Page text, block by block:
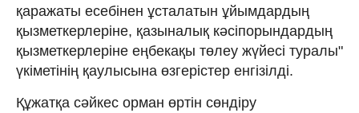
қаражаты есебінен ұсталатын ұйымдардың
қызметкерлеріне, қазыналық кәсіпорындардың
қызметкерлеріне еңбекақы төлеу жүйесі туралы"
үкіметінің қаулысына өзгерістер енгізілді.
Құжатқа сәйкес орман өртін сөндіру